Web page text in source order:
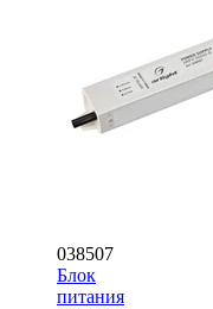
038507
Блок
питания